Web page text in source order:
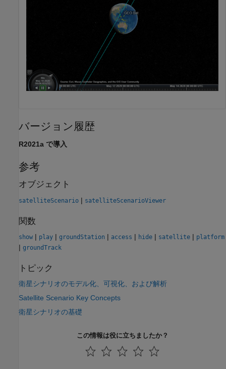
バージョン履歴
R2021a で導入
参考
オブジェクト
satelliteScenario | satelliteScenarioViewer
関数
show | play | groundStation | access | hide | satellite | platform
| groundTrack
トピック
衛星シナリオのモデル化、可視化、および解析
Satellite Scenario Key Concepts
衛星シナリオの基礎
この情報は役に立ちましたか？